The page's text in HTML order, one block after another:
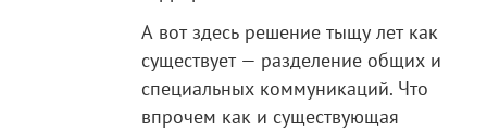
А вот здесь решение тыщу лет как
существует — разделение общих и
специальных коммуникаций. Что
впрочем как и существующая